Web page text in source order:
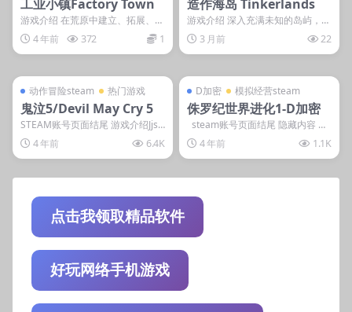
工业小镇Factory Town
游戏介绍 在荒原中建立、拓展、自
动化你理想中的工业小镇，开始只
有少数工人，收集必...
4 年前 372 1
造作海岛 Tinkerlands
游戏介绍 深入充满未知的岛屿，四
处探索，动手建造，迎战敌人，独
自生存或者多人合作...
3 月前 22
steam账号离线
动作冒险steam
热门游戏
鬼泣5/Devil May Cry 5
STEAM账号页面结尾 游戏介绍Jjsl
qdlp3344 《鬼泣5》是游戏大厂
C...4 年前 6.4K
D加密
模拟经营steam
侏罗纪世界进化1-D加密
steam账号页面结尾 隐藏内容 本
内容需权限查看 登录后获取 普...
4 年前 1.1K
点击我领取精品软件
好玩网络手机游戏